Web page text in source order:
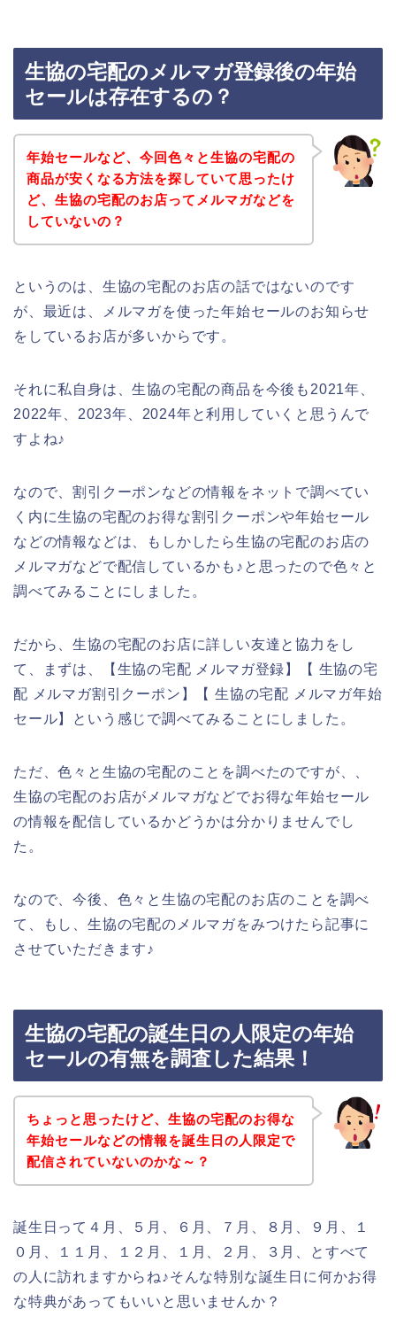
生協の宅配のメルマガ登録後の年始
セールは存在するの？
年始セールなど、今回色々と生協の宅配の
商品が安くなる方法を探していて思ったけ
ど、生協の宅配のお店ってメルマガなどを
していないの？
というのは、生協の宅配のお店の話ではないのです
が、最近は、メルマガを使った年始セールのお知らせ
をしているお店が多いからです。
それに私自身は、生協の宅配の商品を今後も2021年、
2022年、2023年、2024年と利用していくと思うんで
すよね♪
なので、割引クーポンなどの情報をネットで調べてい
く内に生協の宅配のお得な割引クーポンや年始セール
などの情報などは、もしかしたら生協の宅配のお店の
メルマガなどで配信しているかも♪と思ったので色々と
調べてみることにしました。
だから、生協の宅配のお店に詳しい友達と協力をし
て、まずは、【生協の宅配 メルマガ登録】【 生協の宅
配 メルマガ割引クーポン】【 生協の宅配 メルマガ年始
セール】という感じで調べてみることにしました。
ただ、色々と生協の宅配のことを調べたのですが、、
生協の宅配のお店がメルマガなどでお得な年始セール
の情報を配信しているかどうかは分かりませんでし
た。
なので、今後、色々と生協の宅配のお店のことを調べ
て、もし、生協の宅配のメルマガをみつけたら記事に
させていただきます♪
生協の宅配の誕生日の人限定の年始
セールの有無を調査した結果！
ちょっと思ったけど、生協の宅配のお得な
年始セールなどの情報を誕生日の人限定で
配信されていないのかな～？
誕生日って４月、５月、６月、７月、８月、９月、１
０月、１１月、１２月、１月、２月、３月、とすべて
の人に訪れますからね♪そんな特別な誕生日に何かお得
な特典があってもいいと思いませんか？